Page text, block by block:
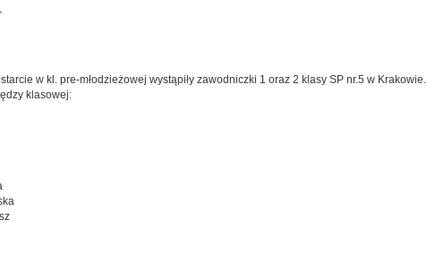
w kl. pre-młodzieżowej wystąpiły zawodniczki 1 oraz 2 klasy SP nr.5 w Krakowie.
klasowej: